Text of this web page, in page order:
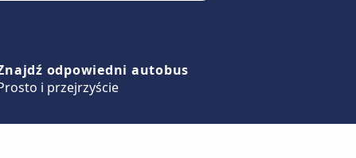
odpowiedni autobus
i przejrzyście